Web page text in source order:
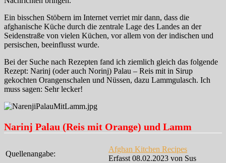
Ein bisschen Stöbern im Internet verriet mir dann, dass die
afghanische Küche durch die zentrale Lage des Landes an der
Seidenstraße von vielen Küchen, vor allem von der indischen und
persischen, beeinflusst wurde.
Bei der Suche nach Rezepten fand ich ziemlich gleich das folgende
Rezept: Narinj (oder auch Norinj) Palau – Reis mit in Sirup
gekochten Orangenschalen und Nüssen, dazu Lammgulasch. Ich
muss sagen: Sehr lecker!
Narinj Palau (Reis mit Orange) und Lamm
Quellenangabe:
Afghan Kitchen Recipes
Erfasst 08.02.2023 von Sus